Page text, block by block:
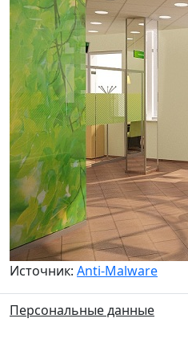
Источник: Anti-Malware
Персональные данные